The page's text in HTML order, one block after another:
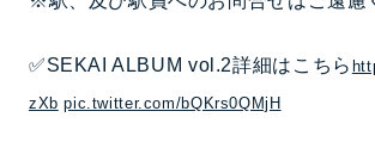
✅SEKAI ALBUM vol.2詳細はこちら
zXb pic.twitter.com/bQKrs0QMjH